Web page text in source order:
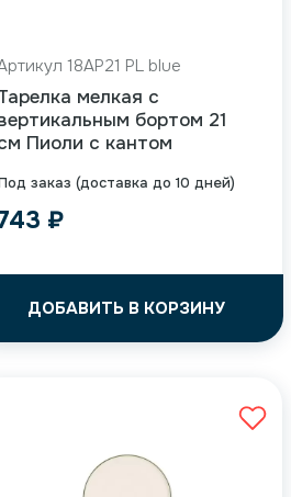
заказ (доставка до 10 дней)
18AP21 PL blue
мелкая с
бортом 21
Пиоли с кантом
₽
ДОБАВИТЬ В КОРЗИНУ